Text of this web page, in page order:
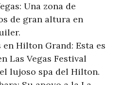
Una zona de
de gran altura en
en Hilton Grand: Esta es
Las Vegas Festival
lujoso spa del Hilton.